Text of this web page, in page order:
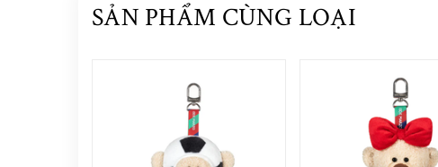
SẢN PHẨM CÙNG LOẠI